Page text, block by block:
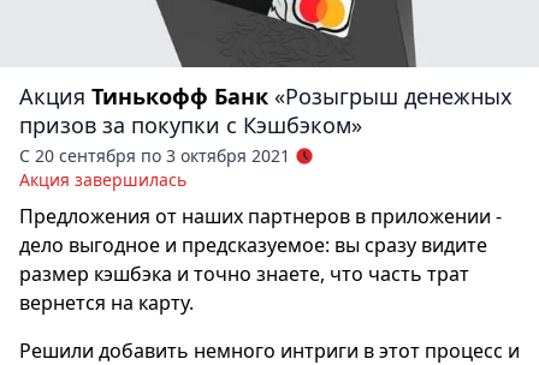
Акция Тинькофф Банк «Розыгрыш денежных
призов за покупки с Кэшбэком»
С 20 сентября по 3 октября 2021
Акция завершилась
Предложения от наших партнеров в приложении -
дело выгодное и предсказуемое: вы сразу видите
размер кэшбэка и точно знаете, что часть трат
вернется на карту.
Решили добавить немного интриги в этот процесс и